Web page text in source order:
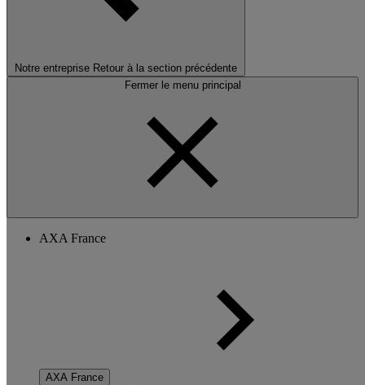
Notre entreprise Retour à la section précédente
Fermer le menu principal
AXA France
AXA France